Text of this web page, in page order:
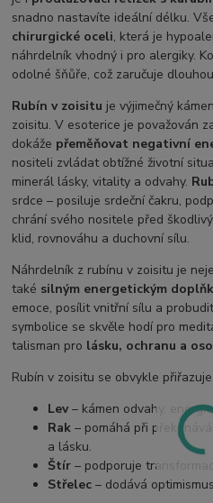
snadno nastavíte ideální délku.
chirurgické oceli, která je
náhrdelník vhodný i pro alergiky.
odolné šňůře, což zaručuje
Rubín v zoisitu je výjimečný
zoisitu. V esoterice je považován
dokáže přeměňovat negativní
nositeli zvládat obtížné životní
minerál lásky, vitality a odvahy.
srdce – posiluje srdeční čakru,
chrání svého nositele před
klid, rovnováhu a duchovní sílu.
Náhrdelník z rubínu v zoisitu je
také silným energetickým
emoce, posílit vnitřní sílu a
symbolice se skvěle hodí pro
talisman pro lásku, ochranu a
Rubín v zoisitu se obvykle
Lev– kámen odvahy,
Rak – pomáhá při
a lásku.
Štír – podporuje
Střelec – dodává